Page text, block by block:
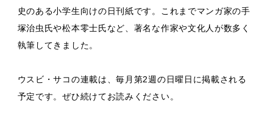
史のある小学生向けの日刊紙です。これまでマンガ家の手
塚治虫氏や松本零士氏など、著名な作家や文化人が数多く
執筆してきました。
ウスビ・サコの連載は、毎月第2週の日曜日に掲載される
予定です。ぜひ続けてお読みください。